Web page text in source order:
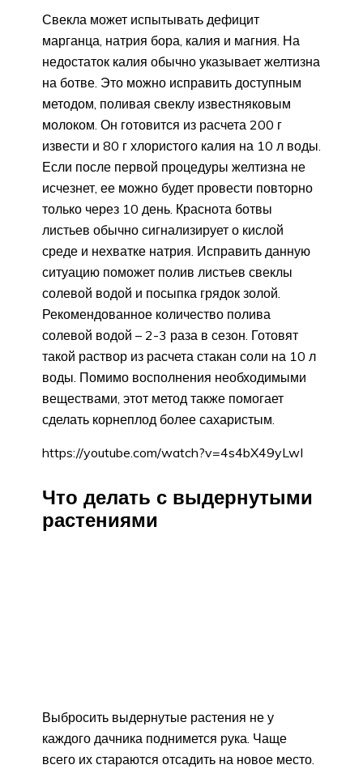
Свекла может испытывать дефицит
марганца, натрия бора, калия и магния. На
недостаток калия обычно указывает желтизна
на ботве. Это можно исправить доступным
методом, поливая свеклу известняковым
молоком. Он готовится из расчета 200 г
извести и 80 г хлористого калия на 10 л воды.
Если после первой процедуры желтизна не
исчезнет, ее можно будет провести повторно
только через 10 день. Краснота ботвы
листьев обычно сигнализирует о кислой
среде и нехватке натрия. Исправить данную
ситуацию поможет полив листьев свеклы
солевой водой и посыпка грядок золой.
Рекомендованное количество полива
солевой водой – 2-3 раза в сезон. Готовят
такой раствор из расчета стакан соли на 10 л
воды. Помимо восполнения необходимыми
веществами, этот метод также помогает
сделать корнеплод более сахаристым.
https://youtube.com/watch?v=4s4bX49yLwI
Что делать с выдернутыми
растениями
Выбросить выдернутые растения не у
каждого дачника поднимется рука. Чаще
всего их стараются отсадить на новое место.